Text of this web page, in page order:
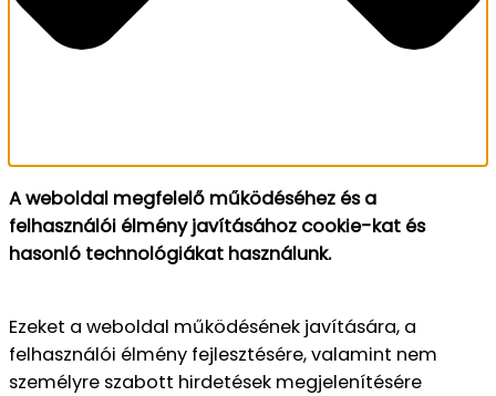
A weboldal megfelelő működéséhez és a
felhasználói élmény javításához cookie-kat és
hasonló technológiákat használunk.
Ezeket a weboldal működésének javítására, a
felhasználói élmény fejlesztésére, valamint nem
személyre szabott hirdetések megjelenítésére